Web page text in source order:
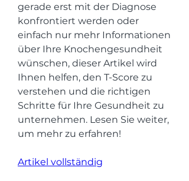
gerade erst mit der Diagnose
konfrontiert werden oder
einfach nur mehr Informationen
über Ihre Knochengesundheit
wünschen, dieser Artikel wird
Ihnen helfen, den T-Score zu
verstehen und die richtigen
Schritte für Ihre Gesundheit zu
unternehmen. Lesen Sie weiter,
um mehr zu erfahren!
Artikel vollständig